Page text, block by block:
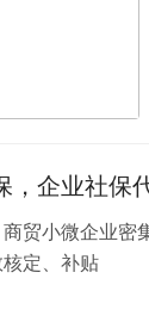
，企业社保
贸小微企业密
定、补贴